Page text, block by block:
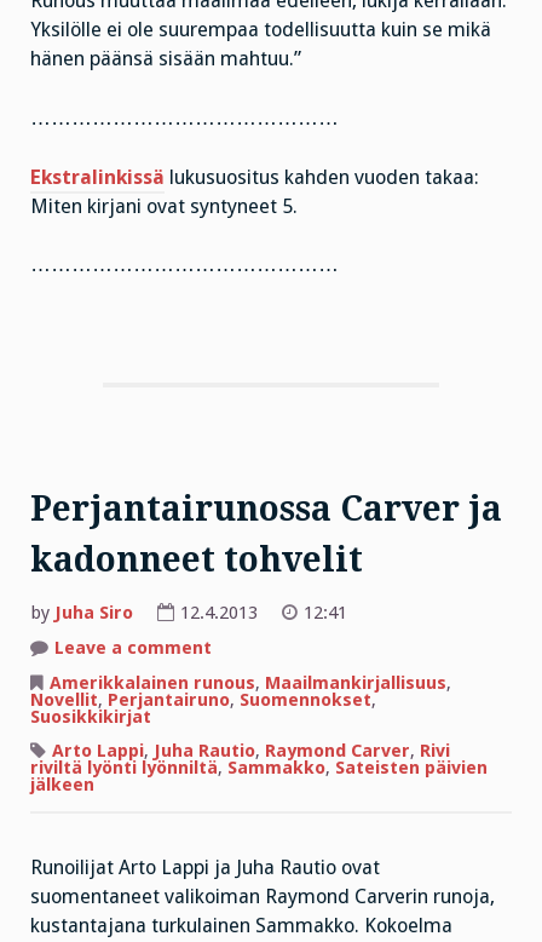
Yksilölle ei ole suurempaa todellisuutta kuin se mikä
hänen päänsä sisään mahtuu.”
………………………………………
Ekstralinkissä lukusuositus kahden vuoden takaa:
Miten kirjani ovat syntyneet 5.
………………………………………
Perjantairunossa Carver ja
kadonneet tohvelit
by Juha Siro 12.4.2013
12:41
Leave a comment
Carver
ja
kadonneet
Amerikkalainen runous, Maailmankirjallisuus,
Novellit, Perjantairuno, Suomennokset,
Suosikkikirjat
Arto Lappi, Juha Rautio, Raymond Carver, Rivi
riviltä lyönti lyönniltä, Sammakko, Sateisten päivien
jälkeen
Runoilijat Arto Lappi ja Juha Rautio ovat
suomentaneet valikoiman Raymond Carverin runoja,
kustantajana turkulainen Sammakko. Kokoelma